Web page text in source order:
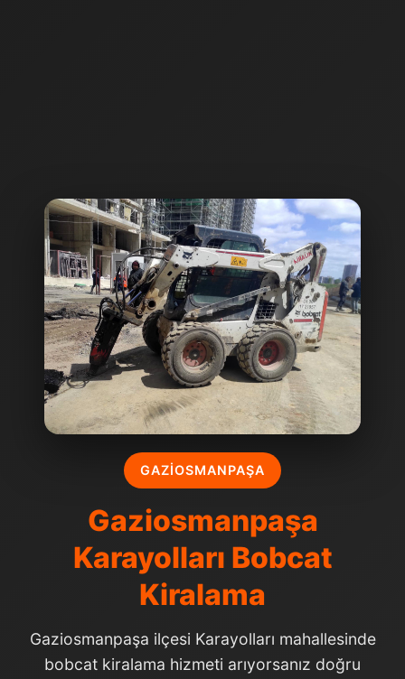
GAZIOSMANPAŞA
Gaziosmanpaşa
Karayolları Bobcat
Kiralama
Gaziosmanpaşa ilçesi Karayolları mahallesinde
bobcat kiralama hizmeti arıyorsanız doğru